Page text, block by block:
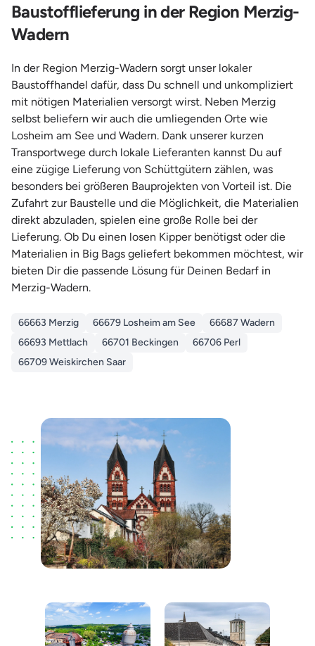
Baustofflieferung in der Region Merzig-
Wadern
In der Region Merzig-Wadern sorgt unser lokaler
Baustoffhandel dafür, dass Du schnell und unkompliziert
mit nötigen Materialien versorgt wirst. Neben Merzig
selbst beliefern wir auch die umliegenden Orte wie
Losheim am See und Wadern. Dank unserer kurzen
Transportwege durch lokale Lieferanten kannst Du auf
eine zügige Lieferung von Schüttgütern zählen, was
besonders bei größeren Bauprojekten von Vorteil ist. Die
Zufahrt zur Baustelle und die Möglichkeit, die Materialien
direkt abzuladen, spielen eine große Rolle bei der
Lieferung. Ob Du einen losen Kipper benötigst oder die
Materialien in Big Bags geliefert bekommen möchtest, wir
bieten Dir die passende Lösung für Deinen Bedarf in
Merzig-Wadern.
66663 Merzig 66679 Losheim am See
66687 Wadern
66693 Mettlach
66701 Beckingen
66706 Perl
66709 Weiskirchen Saar